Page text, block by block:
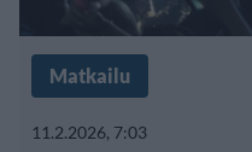
Matkailu
11.2.2026, 7:03